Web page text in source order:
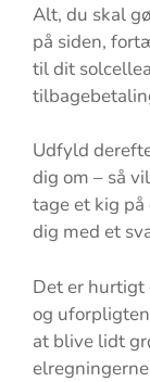
Alt, du skal
på siden,
til dit
Udfyld
dig om – så
tage et kig
dig med et
Det er hurtigt
og
at blive lidt